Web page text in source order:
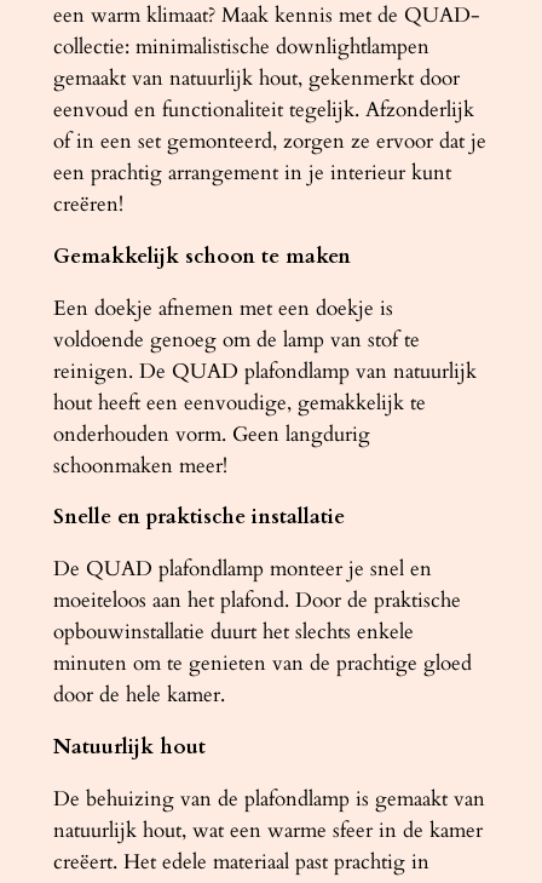
D
n
a
t
u
u
r
i
j
k
h
o
u
t
a
t
a
l
een warm klimaat? Maak kennis met de QUAD-
collectie: minimalistische downlightlampen
gemaakt van natuurlijk hout, gekenmerkt door
eenvoud en functionaliteit tegelijk. Afzonderlijk
of in een set gemonteerd, zorgen ze ervoor dat je
een prachtig arrangement in je interieur kunt
creëren!
Gemakkelijk schoon te maken
Een doekje afnemen met een doekje is
voldoende genoeg om de lamp van stof te
reinigen. De QUAD plafondlamp van natuurlijk
hout heeft een eenvoudige, gemakkelijk te
onderhouden vorm. Geen langdurig
schoonmaken meer!
Snelle en praktische installatie
De QUAD plafondlamp monteer je snel en
moeiteloos aan het plafond. Door de praktische
opbouwinstallatie duurt het slechts enkele
minuten om te genieten van de prachtige gloed
door de hele kamer.
Natuurlijk hout
De behuizing van de plafondlamp is gemaakt van
natuurlijk hout, wat een warme sfeer in de kamer
creëert. Het edele materiaal past prachtig in